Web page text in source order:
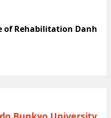
of Rehabilitation Danh